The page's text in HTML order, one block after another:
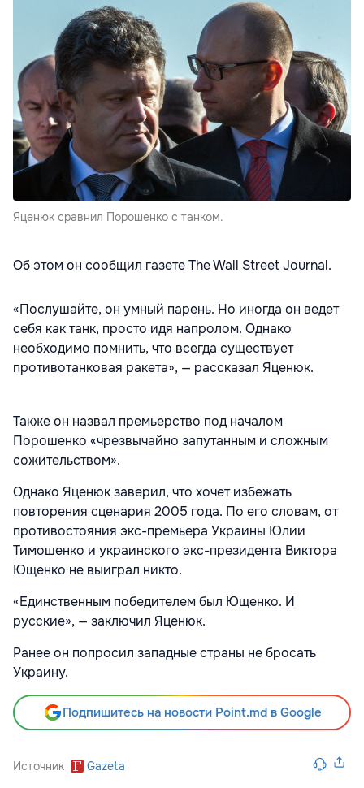
Яценюк сравнил Порошенко с танком.
Об этом он сообщил газете The Wall Street Journal.
«Послушайте, он умный парень. Но иногда он ведет
себя как танк, просто идя напролом. Однако
необходимо помнить, что всегда существует
противотанковая ракета», — рассказал Яценюк.
Также он назвал премьерство под началом
Порошенко «чрезвычайно запутанным и сложным
сожительством».
Однако Яценюк заверил, что хочет избежать
повторения сценария 2005 года. По его словам, от
противостояния экс-премьера Украины Юлии
Тимошенко и украинского экс-президента Виктора
Ющенко не выиграл никто.
«Единственным победителем был Ющенко. И
русские», — заключил Яценюк.
Ранее он попросил западные страны не бросать
Украину.
Подпишитесь на новости Point.md в Google
Источник Gazeta